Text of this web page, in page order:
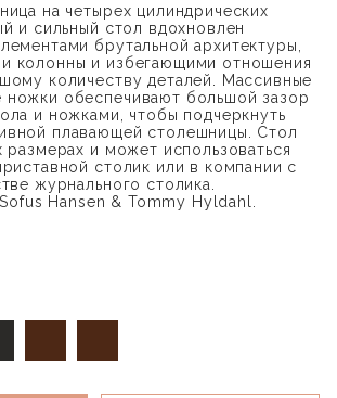
на четырех цилиндрических
и сильный стол вдохновлен
брутальной архитектуры,
колонны и избегающими отношения
количеству деталей. Массивные
обеспечивают большой зазор
и ножками, чтобы подчеркнуть
плавающей столешницы. Стол
размерах и может использоваться
столик или в компании с
журнального столика.
Hansen & Tommy Hyldahl.